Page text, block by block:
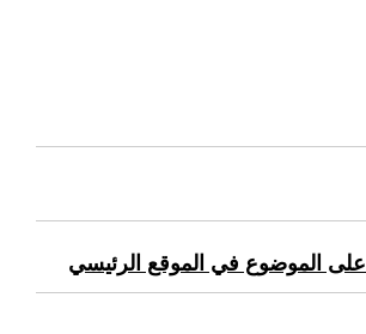
على الموضوع في الموقع الرئيسي